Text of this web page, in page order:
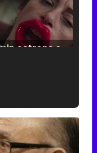
'120 Minutos' celebra sus 2.000 programas en Telemadrid con un vídeo del día a día en la redacción